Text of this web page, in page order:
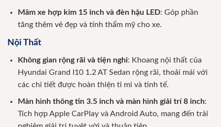
Mâm xe hợp kim 15 inch và đèn hậu LED: Góp phần
tăng thêm vẻ đẹp và tính thẩm mỹ cho xe.
Nội Thất
Không gian rộng rãi và tiện nghi: Khoang nội thất của
Hyundai Grand I10 1.2 AT Sedan rộng rãi, thoải mái với
các chi tiết được hoàn thiện tỉ mỉ và tinh tế.
Màn hình thông tin 3.5 inch và màn hình giải trí 8 inch:
Tích hợp Apple CarPlay và Android Auto, mang đến trải